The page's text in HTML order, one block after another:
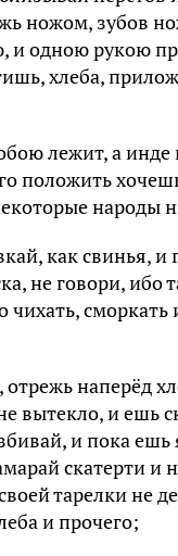
ножом, зубов
и одною рукою
хлеба,
лежит, а инде
положить
народы
как свинья,
не говори, ибо
чихать,
наперёд
вытекло, и ешь
и пока ешь
скатерти и
тарелки не
и прочего;